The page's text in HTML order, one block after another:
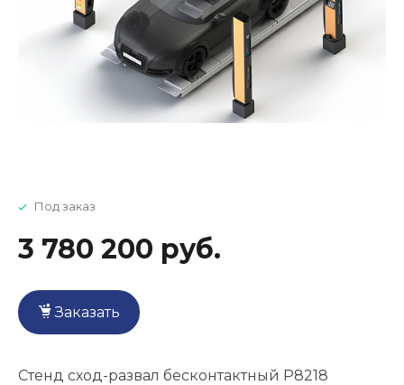
Под заказ
3 780 200 руб.
Заказать
Стенд сход-развал бесконтактный P8218